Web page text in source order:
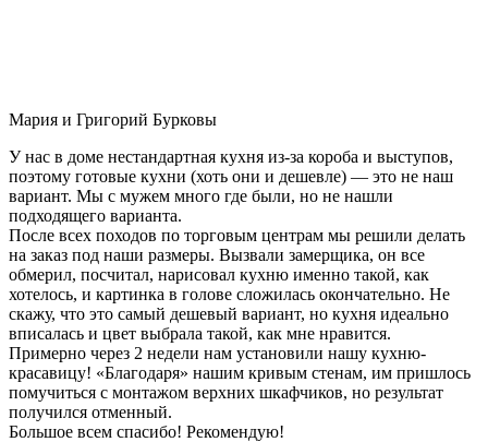
Мария и Григорий Бурковы
У нас в доме нестандартная кухня из-за короба и выступов,
поэтому готовые кухни (хоть они и дешевле) — это не наш
вариант. Мы с мужем много где были, но не нашли
подходящего варианта.
После всех походов по торговым центрам мы решили делать
на заказ под наши размеры. Вызвали замерщика, он все
обмерил, посчитал, нарисовал кухню именно такой, как
хотелось, и картинка в голове сложилась окончательно. Не
скажу, что это самый дешевый вариант, но кухня идеально
вписалась и цвет выбрала такой, как мне нравится.
Примерно через 2 недели нам установили нашу кухню-
красавицу! «Благодаря» нашим кривым стенам, им пришлось
помучиться с монтажом верхних шкафчиков, но результат
получился отменный.
Большое всем спасибо! Рекомендую!